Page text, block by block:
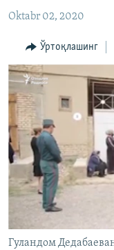
Озодлик бошқа
Oktabr 02, 2020
Ўртоқлашинг
Гуландом